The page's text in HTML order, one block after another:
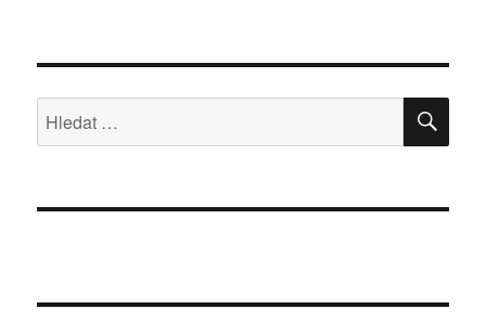
Hledat: